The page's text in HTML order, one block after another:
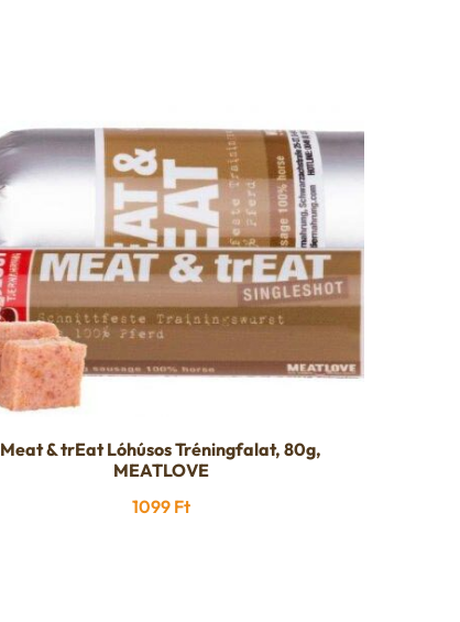
Meat & trEat Lóhúsos Tréningfalat, 80g,
MEATLOVE
1099 Ft